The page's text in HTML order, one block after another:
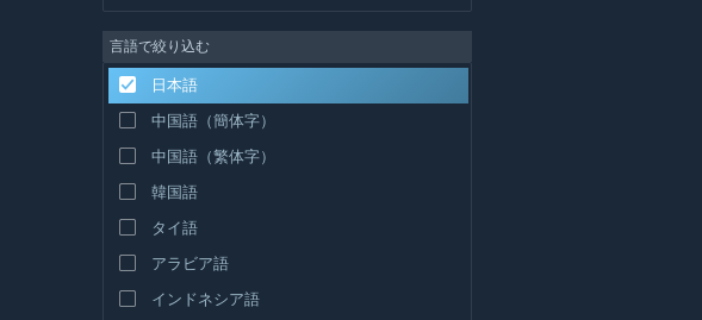
言語で絞り込む
日本語
中国語（簡体字）
中国語（繁体字）
韓国語
タイ語
アラビア語
インドネシア語